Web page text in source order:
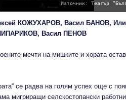
Източник: Театър
КОЖУХАРОВ, Васил БАНОВ,
Васил ПЕНОВ
мечти на мишките и хората
се радва на голям успех още с
мигриращи селскостопански